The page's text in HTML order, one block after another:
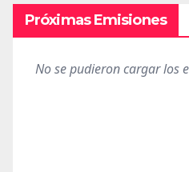
Próximas Emisiones